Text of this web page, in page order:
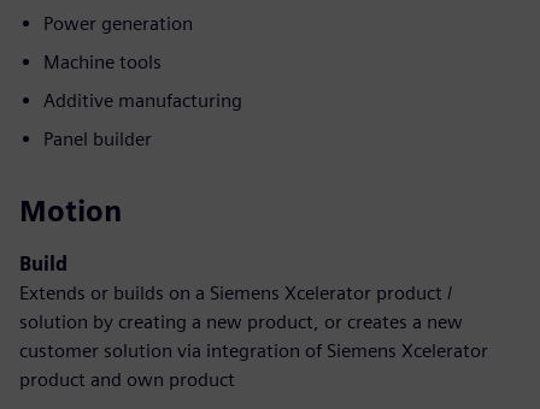
Power generation
Machine tools
Additive manufacturing
Panel builder
Motion
Build
Extends or builds on a Siemens Xcelerator product /
solution by creating a new product, or creates a new
customer solution via integration of Siemens Xcelerator
product and own product